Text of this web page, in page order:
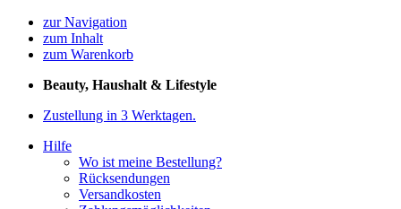
zur Navigation
zum Inhalt
zum Warenkorb
Beauty, Haushalt & Lifestyle
Zustellung in 3 Werktagen.
Hilfe
Wo ist meine Bestellung?
Rücksendungen
Versandkosten